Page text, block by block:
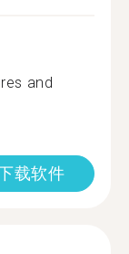
and
载软件